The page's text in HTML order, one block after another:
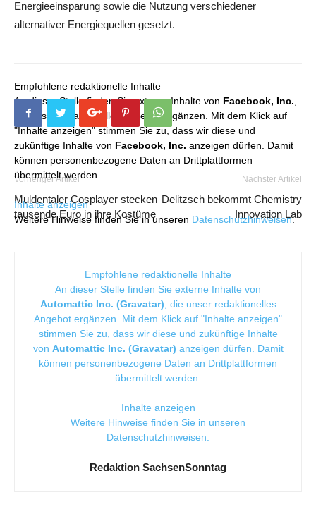
Energieeinsparung sowie die Nutzung verschiedener
alternativer Energiequellen gesetzt.
Empfohlene redaktionelle Inhalte
An dieser Stelle finden Sie externe Inhalte von Facebook, Inc.
die unser redaktionelles Angebot ergänzen. Mit dem Klick auf
"Inhalte anzeigen" stimmen Sie zu, dass wir diese und
zukünftige Inhalte von Facebook, Inc. anzeigen dürfen. Damit
können personenbezogene Daten an Drittplattformen
übermittelt werden.
Inhalte anzeigen
Weitere Hinweise finden Sie in unseren Datenschutzhinweisen.
Vorheriger Artikel
Muldentaler Cosplayer stecken
tausende Euro in ihre Kostüme
Nächster Artikel
Delitzsch bekommt Chemistry
Innovation Lab
Empfohlene redaktionelle Inhalte
An dieser Stelle finden Sie externe Inhalte von
Automattic Inc. (Gravatar) , die unser redaktionelles
Angebot ergänzen. Mit dem Klick auf "Inhalte anzeigen"
stimmen Sie zu, dass wir diese und zukünftige Inhalte
von Automattic Inc. (Gravatar) anzeigen dürfen. Damit
können personenbezogene Daten an Drittplattformen
übermittelt werden.
Inhalte anzeigen
Weitere Hinweise finden Sie in unseren
Datenschutzhinweisen
Redaktion SachsenSonntag